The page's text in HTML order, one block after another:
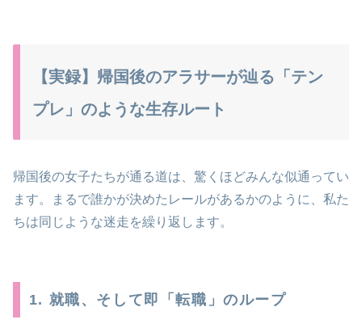
【実録】帰国後のアラサーが辿る「テン
プレ」のような生存ルート
帰国後の女子たちが通る道は、驚くほどみんな似通ってい
ます。まるで誰かが決めたレールがあるかのように、私た
ちは同じような迷走を繰り返します。
1. 就職、そして即「転職」のループ